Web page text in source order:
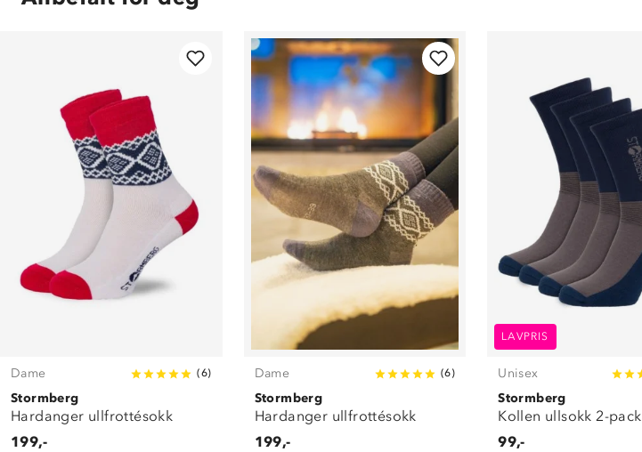
Dame (6)
Stormberg
Hardanger ullfrottésokk
199,-
Dame (6)
Stormberg
Hardanger ullfrottésokk
199,-
LAVPRIS
Unisex
Stormberg
Kollen ullsokk 2-pack
99,-